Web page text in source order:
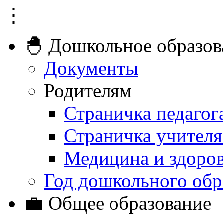
⋮
🐣 Дошкольное
Документы
Родителям
Страничка
Страничка
Медицина и
Год дошкольного
💼 Общее образование